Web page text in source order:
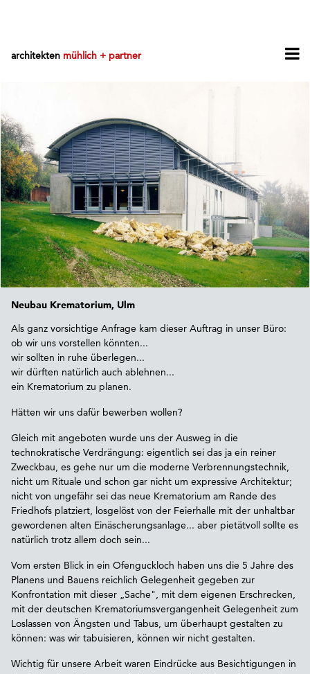
architekten mühlich + partner
Neubau Krematorium, Ulm
Als ganz vorsichtige Anfrage kam dieser Auftrag in unser Büro:
ob wir uns vorstellen könnten...
wir sollten in ruhe überlegen...
wir dürften natürlich auch ablehnen...
ein Krematorium zu planen.
Hätten wir uns dafür bewerben wollen?
Gleich mit angeboten wurde uns der Ausweg in die
technokratische Verdrängung: eigentlich sei das ja ein reiner
Zweckbau, es gehe nur um die moderne Verbrennungstechnik,
nicht um Rituale und schon gar nicht um expressive Architektur;
nicht von ungefähr sei das neue Krematorium am Rande des
Friedhofs platziert, losgelöst von der Feierhalle mit der unhaltbar
gewordenen alten Einäscherungsanlage... aber pietätvoll sollte es
natürlich trotz allem doch sein...
Vom ersten Blick in ein Ofenguckloch haben uns die 5 Jahre des
Planens und Bauens reichlich Gelegenheit gegeben zur
Konfrontation mit dieser „Sache", mit dem eigenen Erschrecken,
mit der deutschen Krematoriumsvergangenheit Gelegenheit zum
Loslassen von Ängsten und Tabus, um überhaupt gestalten zu
können: was wir tabuisieren, können wir nicht gestalten.
Wichtig für unsere Arbeit waren Eindrücke aus Besichtigungen in